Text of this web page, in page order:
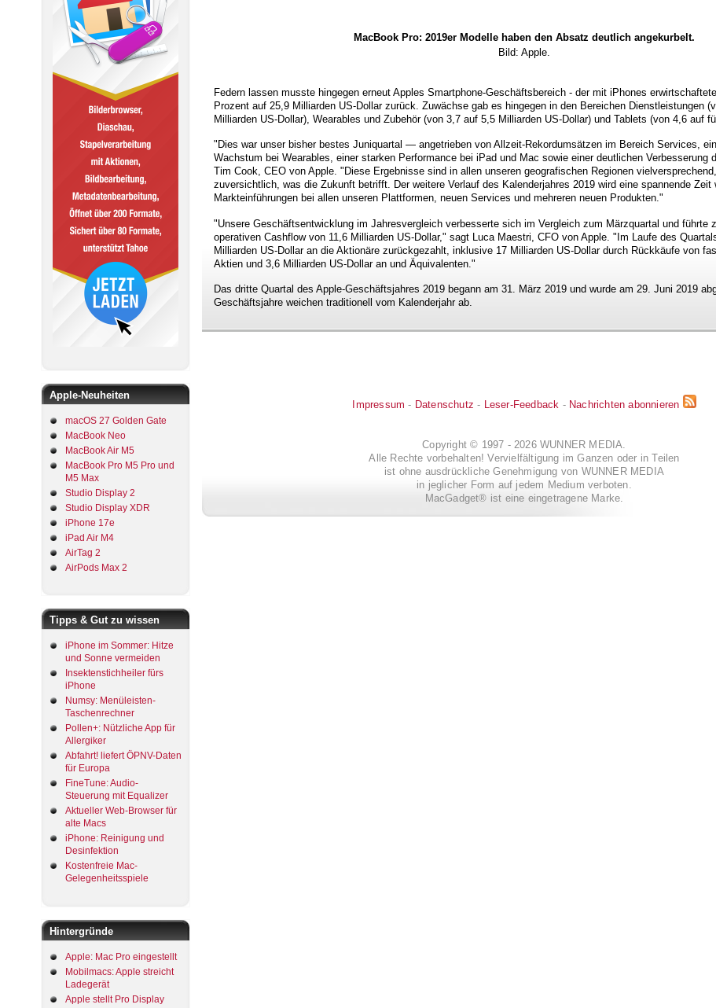
Apple-Neuheiten
macOS 27 Golden Gate
MacBook Neo
MacBook Air M5
MacBook Pro M5 Pro und
M5 Max
Studio Display 2
Studio Display XDR
iPhone 17e
iPad Air M4
AirTag 2
AirPods Max 2
Tipps & Gut zu wissen
iPhone im Sommer: Hitze
und Sonne vermeiden
Insektenstichheiler fürs
iPhone
Numsy: Menüleisten-
Taschenrechner
Pollen+: Nützliche App für
Allergiker
Abfahrt! liefert ÖPNV-Daten
für Europa
FineTune: Audio-
Steuerung mit Equalizer
Aktueller Web-Browser für
alte Macs
iPhone: Reinigung und
Desinfektion
Kostenfreie Mac-
Gelegenheitsspiele
Hintergründe
Apple: Mac Pro eingestellt
Mobilmacs: Apple streicht
Ladegerät
Apple stellt Pro Display
MacBook Pro: 2019er Modelle haben den Absatz deutlich angekurbelt.
Bild: Apple.
Federn lassen musste hingegen erneut Apples Smartphone-Geschäftsbereich - der mit iPhones
Prozent auf 25,9 Milliarden US-Dollar zurück. Zuwächse gab es hingegen in den Bereichen Dienstleistungen
Milliarden US-Dollar), Wearables und Zubehör (von 3,7 auf 5,5 Milliarden US-Dollar) und Tablets (von 4,6 auf
"Dies war unser bisher bestes Juniquartal — angetrieben von Allzeit-Rekordumsätzen im Bereich Services,
Wachstum bei Wearables, einer starken Performance bei iPad und Mac sowie einer deutlichen Verbesserung
Tim Cook, CEO von Apple. "Diese Ergebnisse sind in allen unseren geografischen Regionen
zuversichtlich, was die Zukunft betrifft. Der weitere Verlauf des Kalenderjahres 2019 wird eine spannende Zeit
Markteinführungen bei allen unseren Plattformen, neuen Services und mehreren neuen Produkten."
"Unsere Geschäftsentwicklung im Jahresvergleich verbesserte sich im Vergleich zum Märzquartal und führte
operativen Cashflow von 11,6 Milliarden US-Dollar," sagt Luca Maestri, CFO von Apple. "Im Laufe des
Milliarden US-Dollar an die Aktionäre zurückgezahlt, inklusive 17 Milliarden US-Dollar durch Rückkäufe von
Aktien und 3,6 Milliarden US-Dollar an und Äquivalenten."
Das dritte Quartal des Apple-Geschäftsjahres 2019 begann am 31. März 2019 und wurde am 29. Juni 2019
Geschäftsjahre weichen traditionell vom Kalenderjahr ab.
Impressum - Datenschutz - Leser-Feedback - Nachrichten abonnieren
Copyright © 1997 - 2026 WUNNER MEDIA.
Alle Rechte vorbehalten! Vervielfältigung im Ganzen oder in Teilen
ist ohne ausdrückliche Genehmigung von WUNNER MEDIA
in jeglicher Form auf jedem Medium verboten.
MacGadget® ist eine eingetragene Marke.